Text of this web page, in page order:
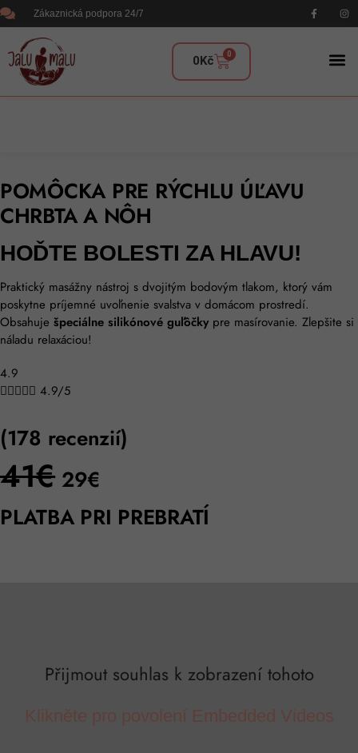
Zákaznická podpora 24/7
0Kč 0
POMÔCKA PRE RÝCHLU ÚĽAVU
CHRBTA A NÔH
HOĎTE BOLESTI ZA HLAVU!
Praktický masážny nástroj s dvojitým bodovým tlakom, ktorý vám
poskytne príjemné uvoľnenie svalstva v domácom prostredí.
Obsahuje špeciálne silikónové guľôčkypre masírovanie. Zlepšite si
náladu relaxáciou!
4.9
 4.9/5
(178 recenzií)
41€ 29€
PLATBA PRI PREBRATÍ
Přijmout souhlas k zobrazení tohoto
Klikněte pro povolení Embedded Videos